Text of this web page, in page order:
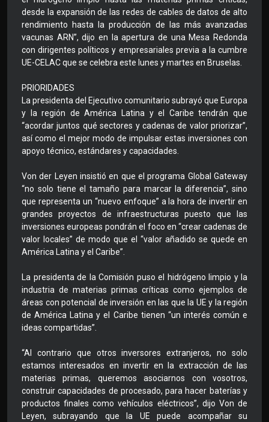
desde la expansión de las redes de cables de datos de alto
rendimiento hasta la producción de las más avanzadas
vacunas ARN”, dijo en la apertura de una Mesa Redonda
con dirigentes políticos y empresariales previa a la cumbre
UE-CELAC que se celebra este lunes y martes en Bruselas.
PRIORIDADES
La presidenta del Ejecutivo comunitario subrayó que Europa
y la región de América Latina y el Caribe tendrán que
“acordar juntos qué sectores y cadenas de valor priorizar”,
así como el mejor modo de impulsar estas inversiones con
apoyo técnico, estándares y capacidades.
Von der Leyen insistió en que el programa Global Gateway
“no solo tiene el tamaño para marcar la diferencia”, sino
que representa un “nuevo enfoque” a la hora de invertir en
grandes proyectos de infraestructuras puesto que las
inversiones europeas pondrán el foco en “crear cadenas de
valor locales” de modo que el “valor añadido se quede en
América Latina y el Caribe”.
La presidenta de la Comisión puso el hidrógeno limpio y la
industria de materias primas críticas como ejemplos de
áreas con potencial de inversión en las que la UE y la región
de América Latina y el Caribe tienen “un interés común e
ideas compartidas”.
“Al contrario que otros inversores extranjeros, no solo
estamos interesados en invertir en la extracción de las
materias primas, queremos asociarnos con vosotros,
construir capacidades de procesado, para hacer baterías y
productos finales como vehículos eléctricos”, dijo Von de
Leyen, subrayando que la UE puede acompañar su